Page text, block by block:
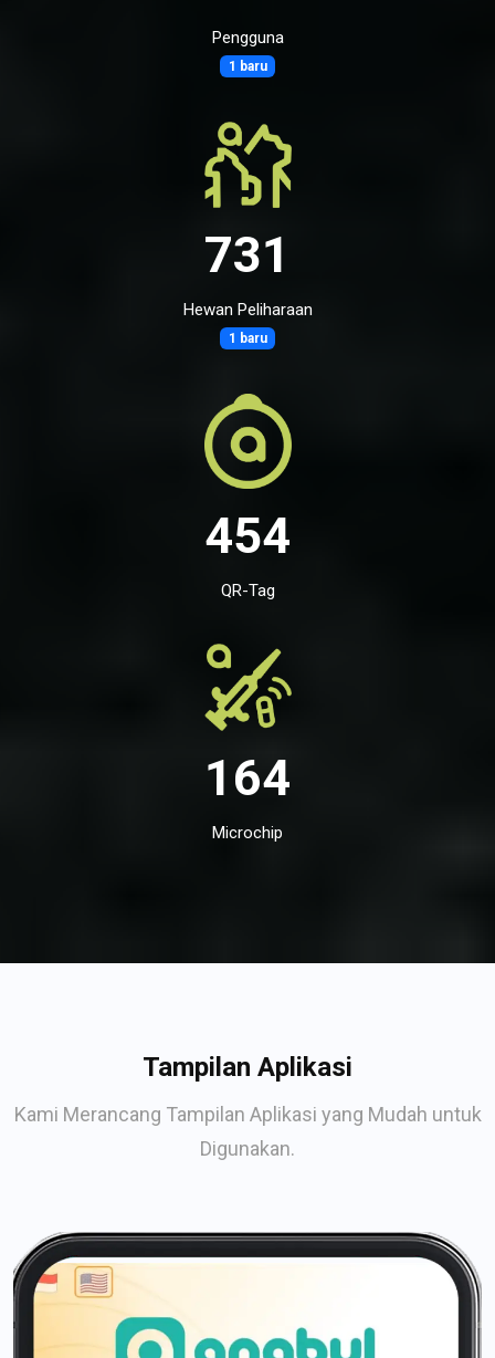
Pengguna
1 baru
731
Hewan Peliharaan
1 baru
454
QR-Tag
164
Microchip
Tampilan Aplikasi
Kami Merancang Tampilan Aplikasi yang Mudah untuk
Digunakan.